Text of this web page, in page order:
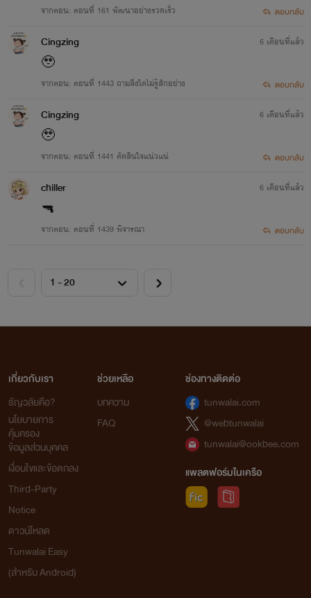
จากตอน: ตอนที่ 161 พัฒนาอย่างรวดเร็ว ตอบกลับ
Cingzing
🥹
จากตอน: ตอนที่ 1443 ถามสิ่งใดไม่รู้สักอย่าง
6 เดือนที่แล้ว
ตอบกลับ
Cingzing
🥹
จากตอน: ตอนที่ 1441 ตัดสินใจแน่วแน่
6 เดือนที่แล้ว
ตอบกลับ
chiller
🔫
จากตอน: ตอนที่ 1439 พิจารณา
6 เดือนที่แล้ว
ตอบกลับ
เกี่ยวกับเรา
ธัญวลัยคือ?
นโยบายการ
คุ้มครอง
ข้อมูลส่วนบุคคล
เงื่อนไขและข้อตกลง
Third-Party
Notice
ดาวน์โหลด
Tunwalai Easy
(สำหรับ Android)
ช่วยเหลือ
บทความ
FAQ
ช่องทางติดต่อ
tunwalai.com
@webtunwalai
tunwalai@ookbee.com
แพลตฟอร์มในเครือ